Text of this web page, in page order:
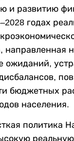
и развитию
годах
направленная
ожиданий,
бюджетных
населения.
политика